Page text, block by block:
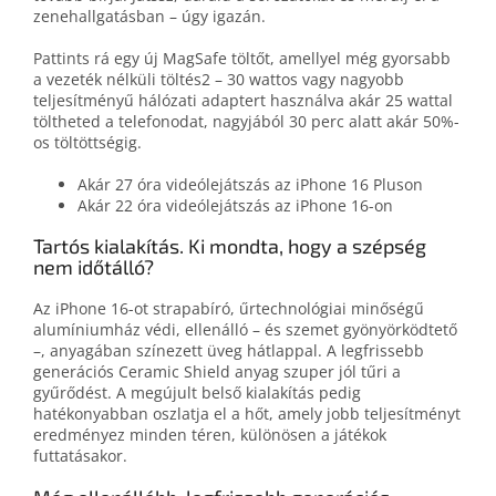
zenehallgatásban – úgy igazán.
Pattints rá egy új MagSafe töltőt, amellyel még gyorsabb
a vezeték nélküli töltés2 – 30 wattos vagy nagyobb
teljesítményű hálózati adaptert használva akár 25 wattal
töltheted a telefonodat, nagyjából 30 perc alatt akár 50%-
os töltöttségig.
Akár 27 óra videólejátszás az iPhone 16 Pluson
Akár 22 óra videólejátszás az iPhone 16-on
Tartós kialakítás. Ki mondta, hogy a szépség
nem időtálló?
Az iPhone 16-ot strapabíró, űrtechnológiai minőségű
alumíniumház védi, ellenálló – és szemet gyönyörködtető
–, anyagában színezett üveg hátlappal. A legfrissebb
generációs Ceramic Shield anyag szuper jól tűri a
gyűrődést. A megújult belső kialakítás pedig
hatékonyabban oszlatja el a hőt, amely jobb teljesítményt
eredményez minden téren, különösen a játékok
futtatásakor.